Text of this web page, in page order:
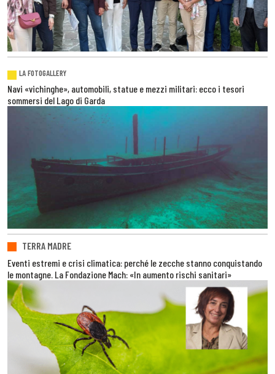
LA FOTOGALLERY
Navi «vichinghe», automobili, statue e mezzi militari: ecco i tesori
sommersi del Lago di Garda
TERRA MADRE
Eventi estremi e crisi climatica: perché le zecche stanno conquistando
le montagne. La Fondazione Mach: «In aumento rischi sanitari»